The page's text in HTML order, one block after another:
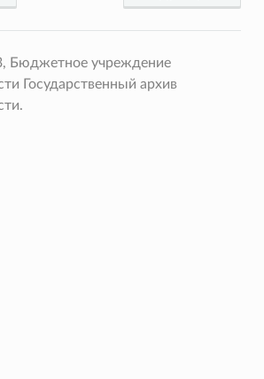
Бюджетное учреждение
Государственный архив